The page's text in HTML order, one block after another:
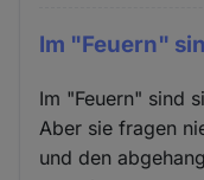
Im "Feuern"
Im "Feuern" sind
Aber sie fragen
und den